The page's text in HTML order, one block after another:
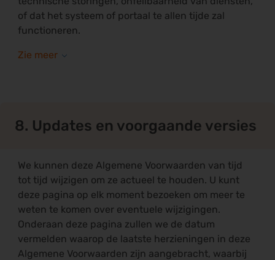
of dat het systeem of portaal te allen tijde zal
functioneren.
8. Updates en voorgaande versies
We kunnen deze Algemene Voorwaarden van tijd
tot tijd wijzigen om ze actueel te houden. U kunt
deze pagina op elk moment bezoeken om meer te
weten te komen over eventuele wijzigingen.
Onderaan deze pagina zullen we de datum
vermelden waarop de laatste herzieningen in deze
Algemene Voorwaarden zijn aangebracht, waarbij